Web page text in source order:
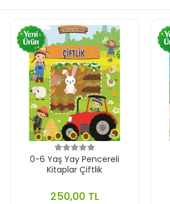
0-6 Yaş Yay Pencereli
Kitaplar Çiftlik
250,00 TL